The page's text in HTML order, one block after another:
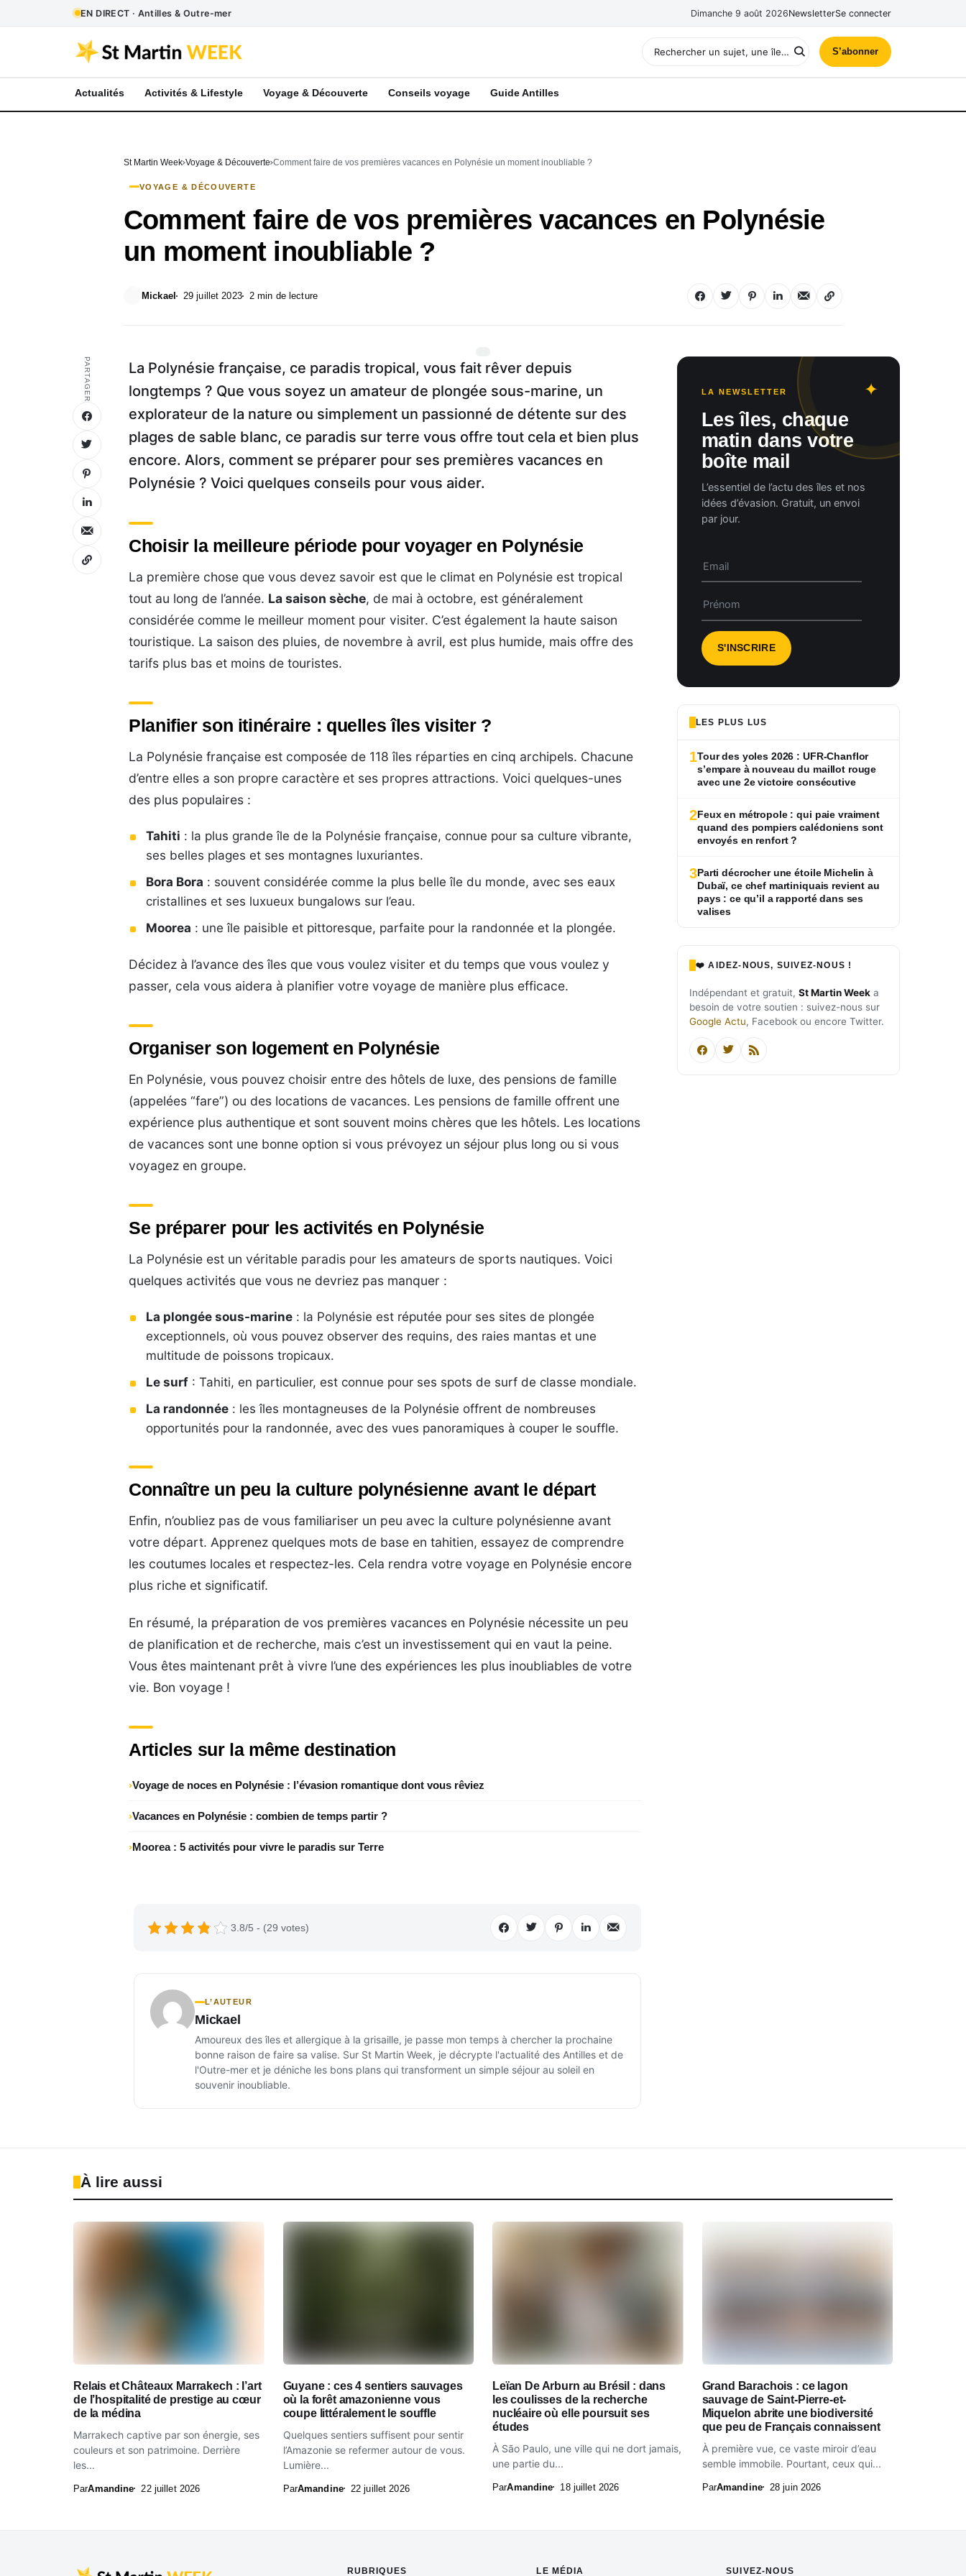
EN DIRECT · Antilles & Outre-mer Dimanche 9 août 2026NewsletterSe connecter
S’abonner
Actualités Activités & Lifestyle Voyage & Découverte Conseils voyage Guide Antilles
St Martin Week Voyage & Découverte Comment faire de vos premières vacances en Polynésie un moment inoubliable ?
VOYAGE & DÉCOUVERTE
Comment faire de vos premières vacances en Polynésie
un moment inoubliable ?
Mickael 29 juillet 2023 2 min de lecture
PARTAGER
La Polynésie française, ce paradis tropical, vous fait rêver depuis
longtemps ? Que vous soyez un amateur de plongée sous-marine, un
explorateur de la nature ou simplement un passionné de détente sur des
plages de sable blanc, ce paradis sur terre vous offre tout cela et bien plus
encore. Alors, comment se préparer pour ses premières vacances en
Polynésie ? Voici quelques conseils pour vous aider.
Choisir la meilleure période pour voyager en Polynésie
La première chose que vous devez savoir est que le climat en Polynésie est tropical
tout au long de l’année. La saison sèche, de mai à octobre, est généralement
considérée comme le meilleur moment pour visiter. C’est également la haute saison
touristique. La saison des pluies, de novembre à avril, est plus humide, mais offre des
tarifs plus bas et moins de touristes.
Planifier son itinéraire : quelles îles visiter ?
La Polynésie française est composée de 118 îles réparties en cinq archipels. Chacune
d’entre elles a son propre caractère et ses propres attractions. Voici quelques-unes
des plus populaires :
Tahiti : la plus grande île de la Polynésie française, connue pour sa culture vibrante,
ses belles plages et ses montagnes luxuriantes.
Bora Bora : souvent considérée comme la plus belle île du monde, avec ses eaux
cristallines et ses luxueux bungalows sur l’eau.
Moorea : une île paisible et pittoresque, parfaite pour la randonnée et la plongée.
Décidez à l’avance des îles que vous voulez visiter et du temps que vous voulez y
passer, cela vous aidera à planifier votre voyage de manière plus efficace.
Organiser son logement en Polynésie
En Polynésie, vous pouvez choisir entre des hôtels de luxe, des pensions de famille
(appelées “fare”) ou des locations de vacances. Les pensions de famille offrent une
expérience plus authentique et sont souvent moins chères que les hôtels. Les locations
de vacances sont une bonne option si vous prévoyez un séjour plus long ou si vous
voyagez en groupe.
Se préparer pour les activités en Polynésie
La Polynésie est un véritable paradis pour les amateurs de sports nautiques. Voici
quelques activités que vous ne devriez pas manquer :
La plongée sous-marine : la Polynésie est réputée pour ses sites de plongée
exceptionnels, où vous pouvez observer des requins, des raies mantas et une
multitude de poissons tropicaux.
Le surf : Tahiti, en particulier, est connue pour ses spots de surf de classe mondiale.
La randonnée : les îles montagneuses de la Polynésie offrent de nombreuses
opportunités pour la randonnée, avec des vues panoramiques à couper le souffle.
Connaître un peu la culture polynésienne avant le départ
Enfin, n’oubliez pas de vous familiariser un peu avec la culture polynésienne avant
votre départ. Apprenez quelques mots de base en tahitien, essayez de comprendre
les coutumes locales et respectez-les. Cela rendra votre voyage en Polynésie encore
plus riche et significatif.
En résumé, la préparation de vos premières vacances en Polynésie nécessite un peu
de planification et de recherche, mais c’est un investissement qui en vaut la peine.
Vous êtes maintenant prêt à vivre l’une des expériences les plus inoubliables de votre
vie. Bon voyage !
Articles sur la même destination
Voyage de noces en Polynésie : l’évasion romantique dont vous rêviez
Vacances en Polynésie : combien de temps partir ?
Moorea : 5 activités pour vivre le paradis sur Terre
3.8/5 - (29 votes)
L’AUTEUR
Mickael
Amoureux des îles et allergique à la grisaille, je passe mon temps à chercher la prochaine
bonne raison de faire sa valise. Sur St Martin Week, je décrypte l'actualité des Antilles et de
l'Outre-mer et je déniche les bons plans qui transforment un simple séjour au soleil en
souvenir inoubliable.
LA NEWSLETTER
Les îles, chaque
matin dans votre
boîte mail
L’essentiel de l’actu des îles et nos
idées d’évasion. Gratuit, un envoi
par jour.
LES PLUS LUS
1Tour des yoles 2026 : UFR-Chanflor
s’empare à nouveau du maillot rouge
avec une 2e victoire consécutive
2Feux en métropole : qui paie vraiment
quand des pompiers calédoniens sont
envoyés en renfort ?
3Parti décrocher une étoile Michelin à
Dubaï, ce chef martiniquais revient au
pays : ce qu’il a rapporté dans ses
valises
❤️ AIDEZ-NOUS, SUIVEZ-NOUS !
Indépendant et gratuit, St Martin Week a
besoin de votre soutien : suivez-nous sur
Google Actu, Facebook ou encore Twitter.
À lire aussi
Relais et Châteaux Marrakech : l’art
de l’hospitalité de prestige au cœur
de la médina
Marrakech captive par son énergie, ses
couleurs et son patrimoine. Derrière
les...
ParAmandine 22 juillet 2026
Guyane : ces 4 sentiers sauvages
où la forêt amazonienne vous
coupe littéralement le souffle
Quelques sentiers suffisent pour sentir
l’Amazonie se refermer autour de vous.
Lumière...
ParAmandine 22 juillet 2026
Leïan De Arburn au Brésil : dans
les coulisses de la recherche
nucléaire où elle poursuit ses
études
À São Paulo, une ville qui ne dort jamais,
une partie du...
ParAmandine 18 juillet 2026
Grand Barachois : ce lagon
sauvage de Saint-Pierre-et-
Miquelon abrite une biodiversité
que peu de Français connaissent
À première vue, ce vaste miroir d’eau
semble immobile. Pourtant, ceux qui...
ParAmandine 28 juin 2026
RUBRIQUES LE MÉDIA SUIVEZ-NOUS